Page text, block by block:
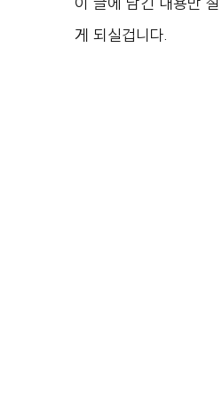
게 되실겁니다.